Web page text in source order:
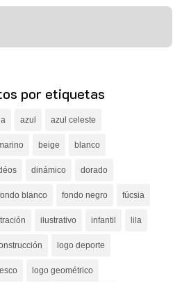
por etiquetas
azul azul celeste
beige blanco
dinámico dorado
blanco fondo negro fúcsia
ilustrativo infantil lila
logo deporte
logo geométrico